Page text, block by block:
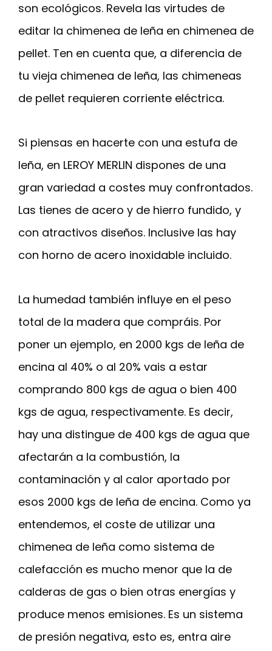
son ecológicos. Revela las virtudes de
editar la chimenea de leña en chimenea de
pellet. Ten en cuenta que, a diferencia de
tu vieja chimenea de leña, las chimeneas
de pellet requieren corriente eléctrica.
Si piensas en hacerte con una estufa de
leña, en LEROY MERLIN dispones de una
gran variedad a costes muy confrontados.
Las tienes de acero y de hierro fundido, y
con atractivos diseños. Inclusive las hay
con horno de acero inoxidable incluido.
La humedad también influye en el peso
total de la madera que compráis. Por
poner un ejemplo, en 2000 kgs de leña de
encina al 40% o al 20% vais a estar
comprando 800 kgs de agua o bien 400
kgs de agua, respectivamente. Es decir,
hay una distingue de 400 kgs de agua que
afectarán a la combustión, la
contaminación y al calor aportado por
esos 2000 kgs de leña de encina. Como ya
entendemos, el coste de utilizar una
chimenea de leña como sistema de
calefacción es mucho menor que la de
calderas de gas o bien otras energías y
produce menos emisiones. Es un sistema
de presión negativa, esto es, entra aire